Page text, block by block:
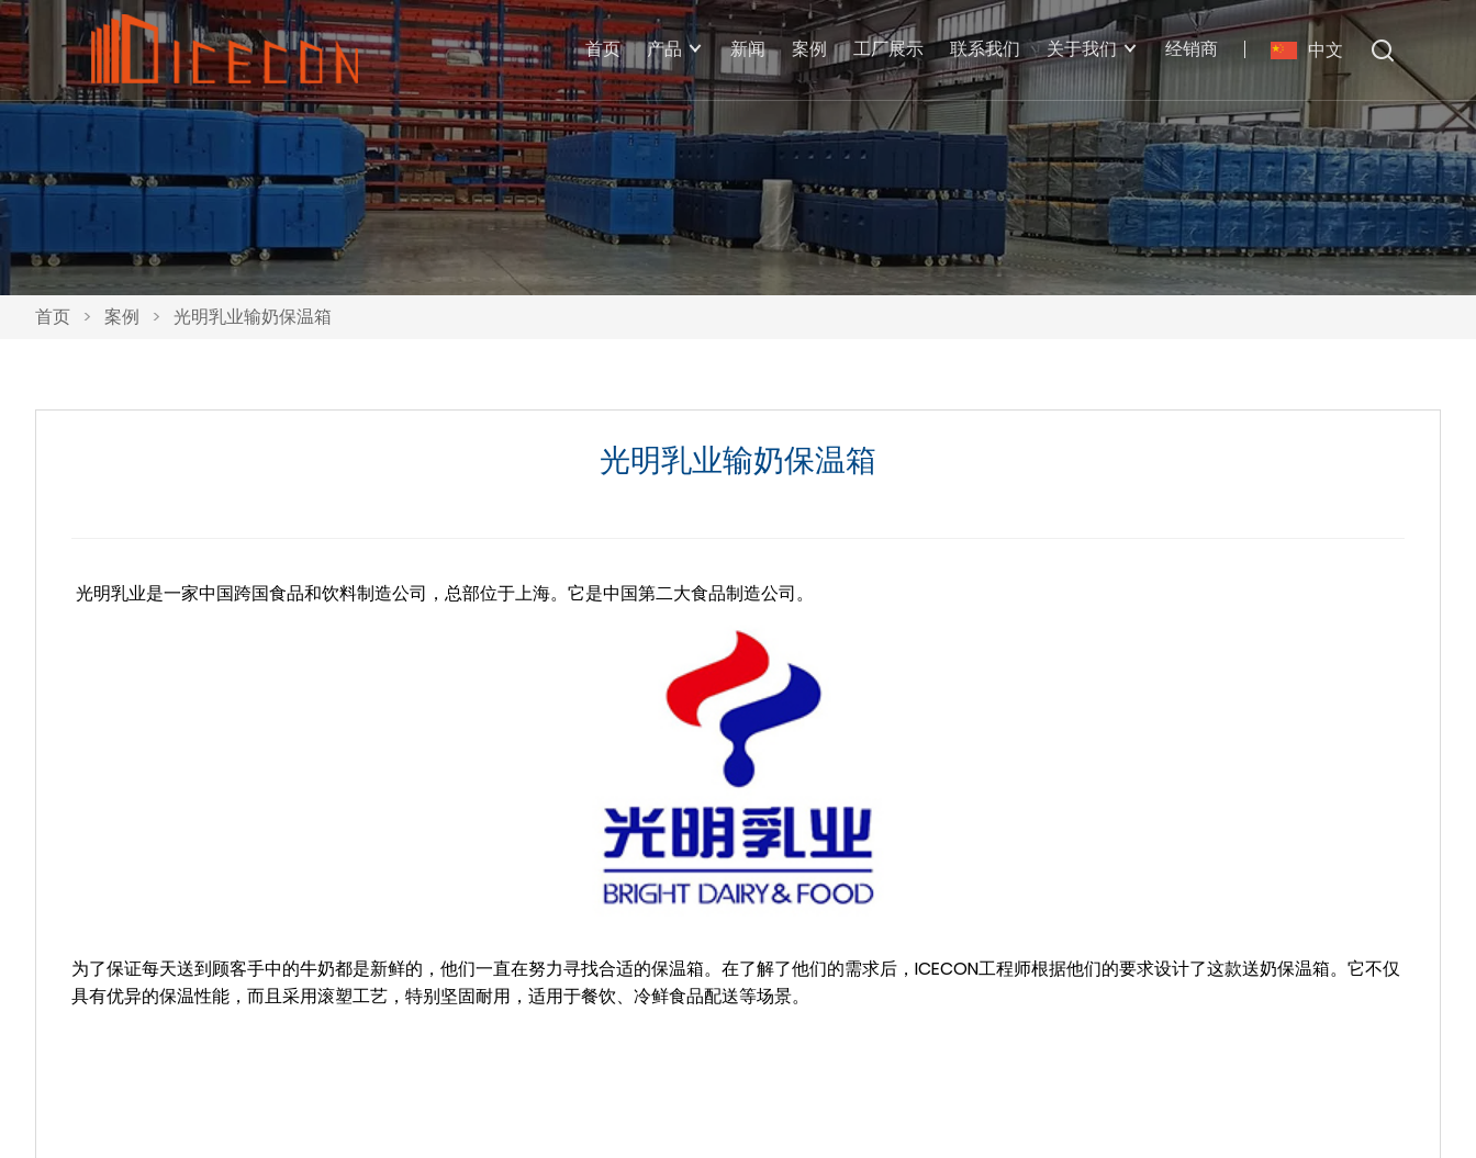
中文
首页 产品 新闻 案例 工厂展示 联系我们 关于我们 经销商
首页 > 案例 > 光明乳业输奶保温箱
光明乳业输奶保温箱
光明乳业是一家中国跨国食品和饮料制造公司，总部位于上海。它是中国第二大食品制造公司。
为了保证每天送到顾客手中的牛奶都是新鲜的，他们一直在努力寻找合适的保温箱。在了解了他们的需求后，ICECON工程师根据他们的要求设计了这款送奶保温箱。它不仅
具有优异的保温性能，而且采用滚塑工艺，特别坚固耐用，适用于餐饮、冷鲜食品配送等场景。